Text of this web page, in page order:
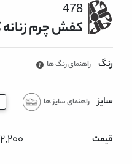
478
کفش چرم زنانه کد
رنگ راهنمای رنگ ها
سایز راهنمای سایز ها
قیمت